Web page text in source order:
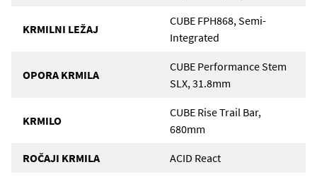
KRMILNI LEŽAJ
CUBE FPH868, Semi-
Integrated
OPORA KRMILA
CUBE Performance Stem
SLX, 31.8mm
KRMILO
CUBE Rise Trail Bar,
680mm
ROČAJI KRMILA ACID React